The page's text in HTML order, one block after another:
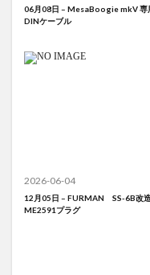
06月08日 – MesaBoogie mkV 専
DINケーブル
2026-06-04
12月05日 – FURMAN SS-6B改
ME2591プラグ